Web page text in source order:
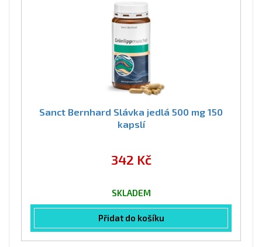
Sanct Bernhard Slávka jedlá 500 mg 150
kapslí
342 Kč
SKLADEM
Přidat do košíku